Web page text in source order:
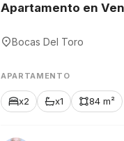
Apartamento en
Bocas Del Toro
APARTAMENTO
x2 x1 84 m²